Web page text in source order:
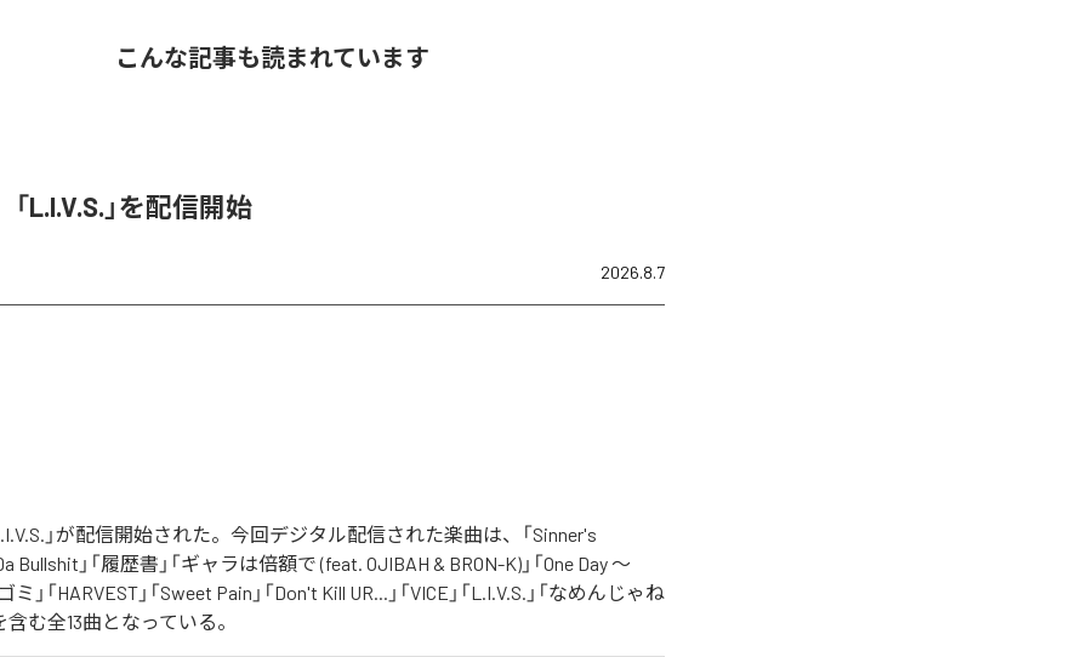
こんな記事も読まれています
「L.I.V.S.」を配信開始
2026.8.7
」が配信開始された。今回デジタル配信された楽曲は、「Sinner's
Bullshit」「履歴書」「ギャラは倍額で (feat. OJIBAH & BRON-K)」「One Day ～
ミ」「HARVEST」「Sweet Pain」「Don't Kill UR...」「VICE」「L.I.V.S.」「なめんじゃね
含む全13曲となっている。